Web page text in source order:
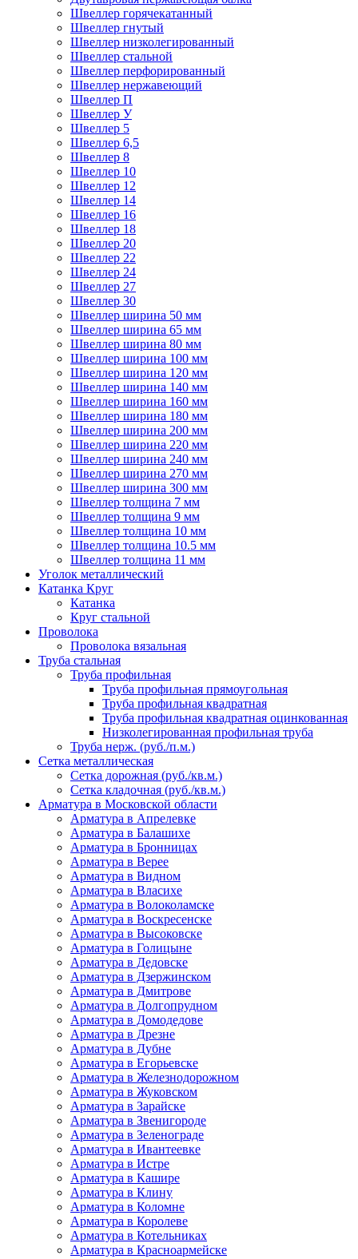
Швеллер горячекатанный
Швеллер гнутый
Швеллер низколегированный
Швеллер стальной
Швеллер перфорированный
Швеллер нержавеющий
Швеллер П
Швеллер У
Швеллер 5
Швеллер 6,5
Швеллер 8
Швеллер 10
Швеллер 12
Швеллер 14
Швеллер 16
Швеллер 18
Швеллер 20
Швеллер 22
Швеллер 24
Швеллер 27
Швеллер 30
Швеллер ширина 50 мм
Швеллер ширина 65 мм
Швеллер ширина 80 мм
Швеллер ширина 100 мм
Швеллер ширина 120 мм
Швеллер ширина 140 мм
Швеллер ширина 160 мм
Швеллер ширина 180 мм
Швеллер ширина 200 мм
Швеллер ширина 220 мм
Швеллер ширина 240 мм
Швеллер ширина 270 мм
Швеллер ширина 300 мм
Швеллер толщина 7 мм
Швеллер толщина 9 мм
Швеллер толщина 10 мм
Швеллер толщина 10.5 мм
Швеллер толщина 11 мм
Уголок металлический
Катанка Круг
Катанка
Круг стальной
Проволока
Проволока вязальная
Труба стальная
Труба профильная
Труба профильная прямоугольная
Труба профильная квадратная
Труба профильная квадратная оцинкованная
Низколегированная профильная труба
Труба нерж. (руб./п.м.)
Сетка металлическая
Сетка дорожная (руб./кв.м.)
Сетка кладочная (руб./кв.м.)
Арматура в Московской области
Арматура в Апрелевке
Арматура в Балашихе
Арматура в Бронницах
Арматура в Верее
Арматура в Видном
Арматура в Власихе
Арматура в Волоколамске
Арматура в Воскресенске
Арматура в Высоковске
Арматура в Голицыне
Арматура в Дедовске
Арматура в Дзержинском
Арматура в Дмитрове
Арматура в Долгопрудном
Арматура в Домодедове
Арматура в Дрезне
Арматура в Дубне
Арматура в Егорьевске
Арматура в Железнодорожном
Арматура в Жуковском
Арматура в Зарайске
Арматура в Звенигороде
Арматура в Зеленограде
Арматура в Ивантеевке
Арматура в Истре
Арматура в Кашире
Арматура в Клину
Арматура в Коломне
Арматура в Королеве
Арматура в Котельниках
Арматура в Красноармейске